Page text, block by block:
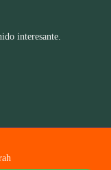
interesante.